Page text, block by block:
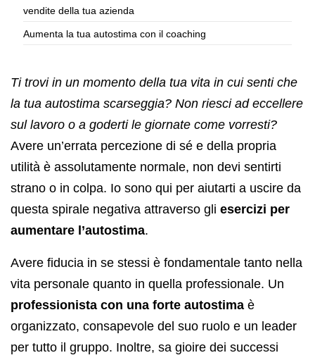
vendite della tua azienda
Aumenta la tua autostima con il coaching
Ti trovi in un momento della tua vita in cui senti che
la tua autostima scarseggia? Non riesci ad eccellere
sul lavoro o a goderti le giornate come vorresti?
Avere un’errata percezione di sé e della propria
utilità è assolutamente normale, non devi sentirti
strano o in colpa. Io sono qui per aiutarti a uscire da
questa spirale negativa attraverso gli esercizi per
aumentare l’autostima.
Avere fiducia in se stessi è fondamentale tanto nella
vita personale quanto in quella professionale. Un
professionista con una forte autostima è
organizzato, consapevole del suo ruolo e un leader
per tutto il gruppo. Inoltre, sa gioire dei successi